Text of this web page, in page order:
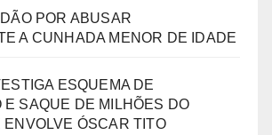
POR ABUSAR
A CUNHADA MENOR DE IDADE
ESQUEMA DE
SAQUE DE MILHÕES DO
ENVOLVE ÓSCAR TITO